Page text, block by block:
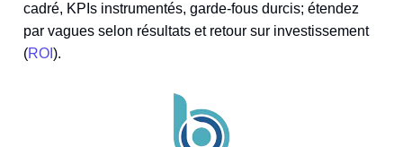
cadré, KPIs instrumentés, garde-fous durcis; étendez
par vagues selon résultats et retour sur investissement
(ROI ).